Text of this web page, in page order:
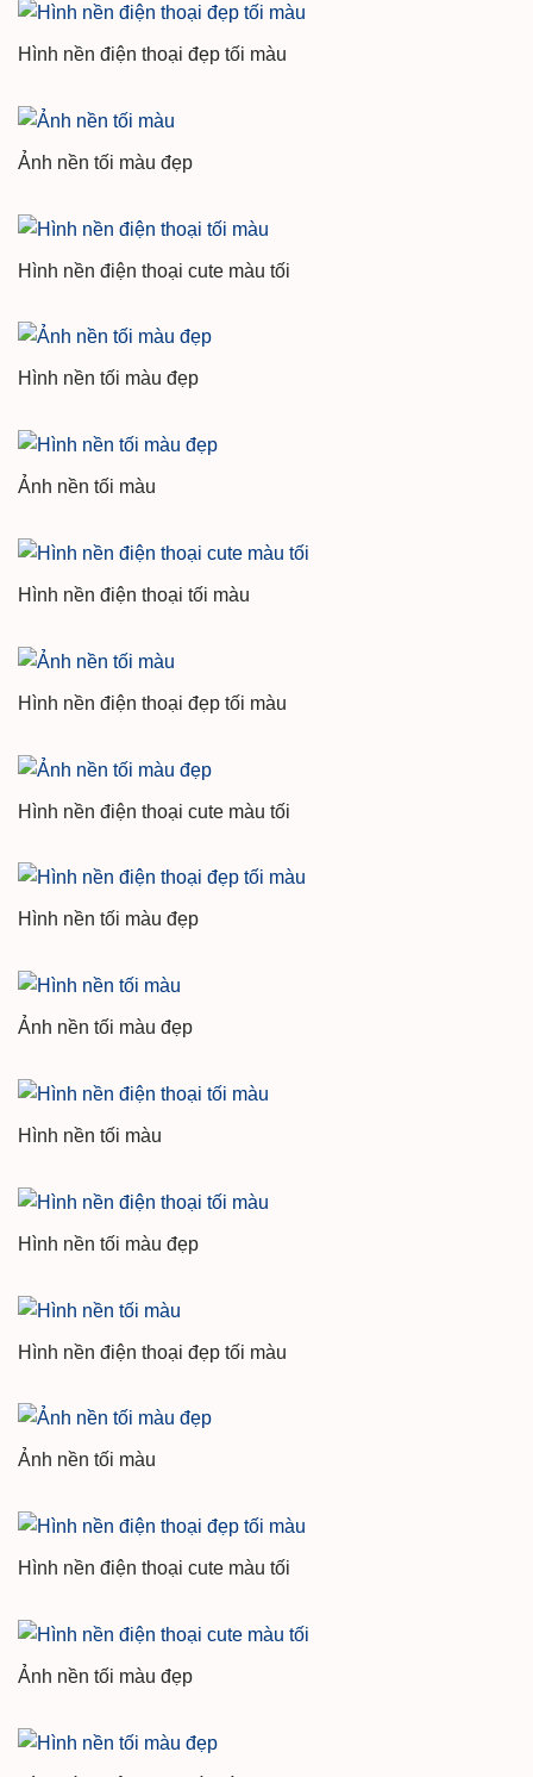
Hình nền điện thoại đẹp tối màu
Ảnh nền tối màu đẹp
Hình nền điện thoại cute màu tối
Hình nền tối màu đẹp
Ảnh nền tối màu
Hình nền điện thoại tối màu
Hình nền điện thoại đẹp tối màu
Hình nền điện thoại cute màu tối
Hình nền tối màu đẹp
Ảnh nền tối màu đẹp
Hình nền tối màu
Hình nền tối màu đẹp
Hình nền điện thoại đẹp tối màu
Ảnh nền tối màu
Hình nền điện thoại cute màu tối
Ảnh nền tối màu đẹp